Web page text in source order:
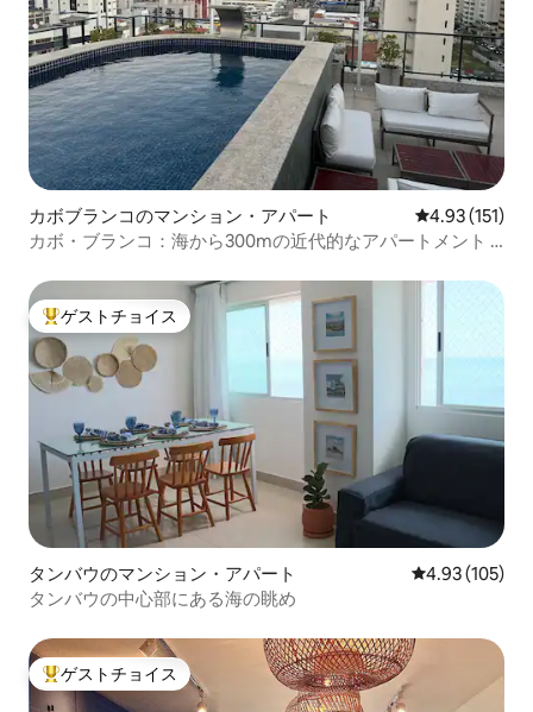
カボブランコのマンション・アパート レビュー151
4.93 (151)
カボ・ブランコ：海から300mの近代的なアパートメント -
大好評のゲストチョイスです。
ゲストチョイス
タンバウのマンション・アパート レビュー105
4.93 (105)
タンバウの中心部にある海の眺め
大好評のゲストチョイスです。
ゲストチョイス